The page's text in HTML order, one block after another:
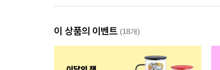
이 상품의 이벤트 (18개)